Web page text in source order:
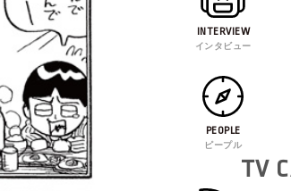
INTERVIEW
インタビュー
PEOPLE
ピープル
TV